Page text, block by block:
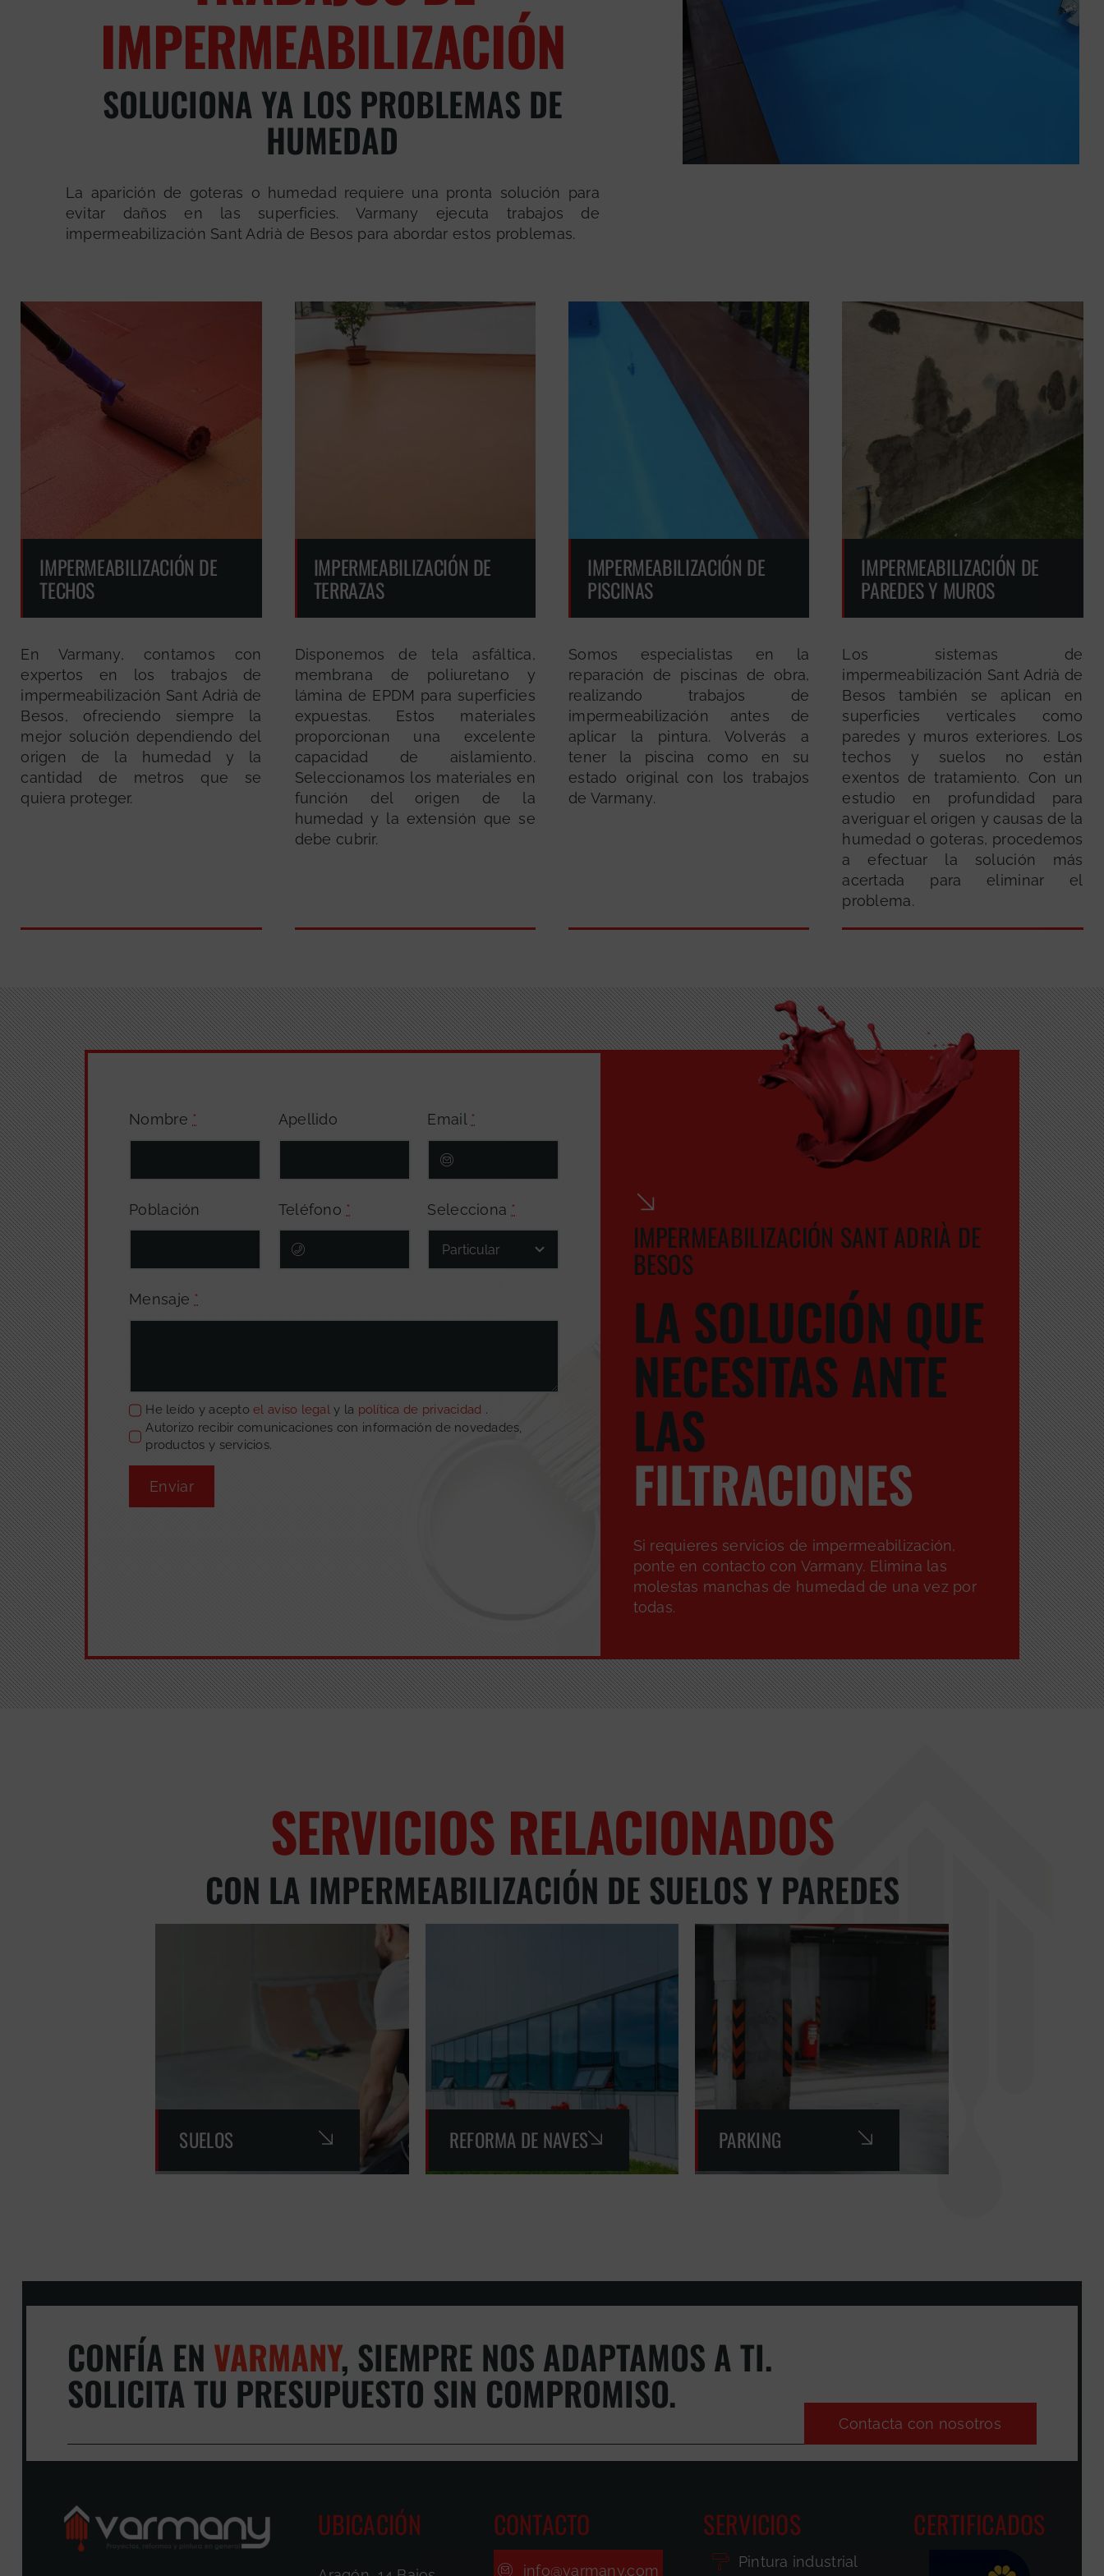
IMPERMEABILIZACIÓN
SOLUCIONA YA LOS PROBLEMAS DE
HUMEDAD
La aparición de goteras o humedad requiere una pronta solución para
evitar daños en las superficies. Varmany ejecuta trabajos de
impermeabilización Sant Adrià de Besos para abordar estos problemas.
IMPERMEABILIZACIÓN DE
TECHOS
En Varmany, contamos con
expertos en los trabajos de
impermeabilización Sant Adrià de
Besos, ofreciendo siempre la
mejor solución dependiendo del
origen de la humedad y la
cantidad de metros que se
quiera proteger.
IMPERMEABILIZACIÓN DE
TERRAZAS
Disponemos de tela asfáltica,
membrana de poliuretano y
lámina de EPDM para superficies
expuestas. Estos materiales
proporcionan una excelente
capacidad de aislamiento.
Seleccionamos los materiales en
función del origen de la
humedad y la extensión que se
debe cubrir.
IMPERMEABILIZACIÓN DE
PISCINAS
Somos especialistas en la
reparación de piscinas de obra,
realizando trabajos de
impermeabilización antes de
aplicar la pintura. Volverás a
tener la piscina como en su
estado original con los trabajos
de Varmany.
IMPERMEABILIZACIÓN DE
PAREDES Y MUROS
Los sistemas de
impermeabilización Sant Adrià de
Besos también se aplican en
superficies verticales como
paredes y muros exteriores. Los
techos y suelos no están
exentos de tratamiento. Con un
estudio en profundidad para
averiguar el origen y causas de la
humedad o goteras, procedemos
a efectuar la solución más
acertada para eliminar el
problema.
Nombre * Apellido Email *
Población Teléfono * Selecciona *
Mensaje *
He leído y aceptoel aviso legaly la política de privacidad .
Autorizo recibir comunicaciones con información de novedades,
productos y servicios.
Enviar
IMPERMEABILIZACIÓN SANT ADRIÀ DE
BESOS
LA SOLUCIÓN QUE
NECESITAS ANTE
LAS
FILTRACIONES
Si requieres servicios de impermeabilización,
ponte en contacto con Varmany. Elimina las
molestas manchas de humedad de una vez por
todas.
SERVICIOS RELACIONADOS
CON LA IMPERMEABILIZACIÓN DE SUELOS Y PAREDES
SUELOS REFORMA DE NAVES PARKING
CONFÍA EN VARMANY, SIEMPRE NOS ADAPTAMOS A TI.
SOLICITA TU PRESUPUESTO SIN COMPROMISO.
Contacta con nosotros
UBICACIÓN CONTACTO
info@varmany.com
SERVICIOS
Pintura industrial
CERTIFICADOS
GRATUITA